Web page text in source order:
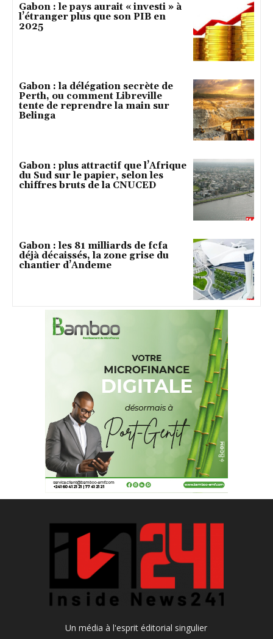
Gabon : le pays aurait « investi » à
l’étranger plus que son PIB en
2025
Gabon : la délégation secrète de
Perth, ou comment Libreville
tente de reprendre la main sur
Belinga
Gabon : plus attractif que l’Afrique
du Sud sur le papier, selon les
chiffres bruts de la CNUCED
Gabon : les 81 milliards de fcfa
déjà décaissés, la zone grise du
chantier d’Andeme
Un média à l'esprit éditorial singulier